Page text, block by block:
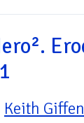
Keith Giffen